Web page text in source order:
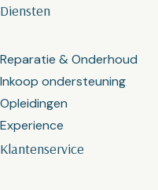
Klantenservice
Diensten
Reparatie & Onderhoud
Inkoop ondersteuning
Opleidingen
Experience